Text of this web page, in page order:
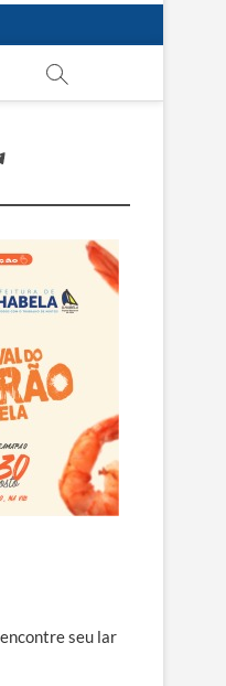
seu lar